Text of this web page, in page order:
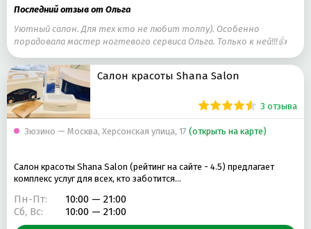
Последний отзыв от Ольга
Уютный салон. Для тех кто не любит толпу). Особенно
порадовала мастер ногтевого сервиса Ольга. Только к ней!!!👍
Салон красоты Shana Salon
3 отзыва
Зюзино — Москва, Херсонская улица, 17 (открыть на карте)
Салон красоты Shana Salon (рейтинг на сайте - 4.5) предлагает
комплекс услуг для всех, кто заботится…
Пн-Пт:
10:00 — 21:00
Сб, Вс:
10:00 — 21:00